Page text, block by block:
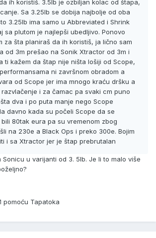
ih koristiš. 3.5lb je ozbiljan kolac od štapa,
Sa 3.25lb se dobija najbolje od oba
3.25lb ima samo u Abbreviated i Shrink
sa plutom je najlepši ubedljivo. Ponovo
za šta planiraš da ih koristiš, ja lično sam
od 3m prešao na Sonik Xtractor od 3m i
ti kažem da štap nije ništa lošiji od Scope,
ni završnom obradom a
od Scope jer ima mnogo kraću dršku a
i za čamac pa svaki cm puno
dva i po puta manje nego Scope
davno kada su počeli Scope da se
80tak eura pa su vremenom zbog
na 230e a Black Ops i preko 300e. Bojim
i sa Xtractor jer je štap prebrutalan
Sonicu u varijanti od 3. 5lb. Je li to malo više
pomoću Tapatoka